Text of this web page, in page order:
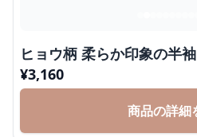
ヒョウ柄 柔らか印象の半
¥3,160
商品の詳細